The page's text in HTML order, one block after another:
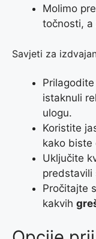
Molimo
točnosti, a
Savjeti za
istaknuli
ulogu.
Koristite
kako biste
Uključite
predstavili
Pročitajte
kakvih